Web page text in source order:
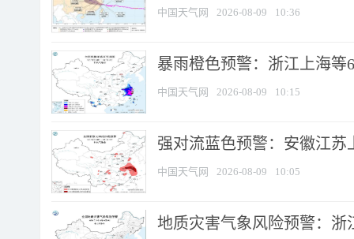
中国天气网 2026-08-09 10:36
暴雨橙色预警：浙江上海等
中国天气网 2026-08-09 10:15
强对流蓝色预警：安徽江苏
中国天气网 2026-08-09 10:05
地质灾害气象风险预警：浙